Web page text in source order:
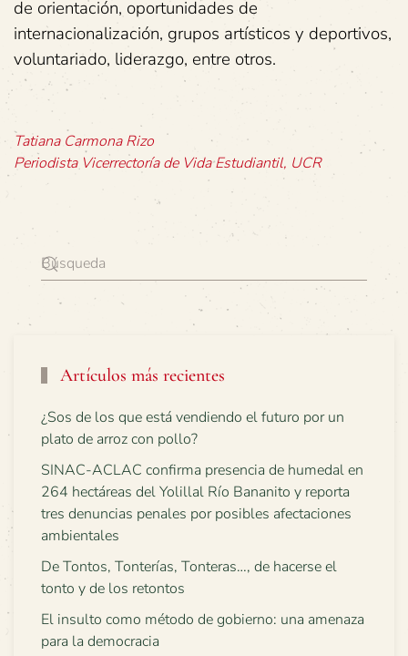
de orientación, oportunidades de
internacionalización, grupos artísticos y deportivos,
voluntariado, liderazgo, entre otros.
Tatiana Carmona Rizo
Periodista Vicerrectoría de Vida Estudiantil, UCR
Artículos más recientes
¿Sos de los que está vendiendo el futuro por un
plato de arroz con pollo?
SINAC-ACLAC confirma presencia de humedal en
264 hectáreas del Yolillal Río Bananito y reporta
tres denuncias penales por posibles afectaciones
ambientales
De Tontos, Tonterías, Tonteras…, de hacerse el
tonto y de los retontos
El insulto como método de gobierno: una amenaza
para la democracia